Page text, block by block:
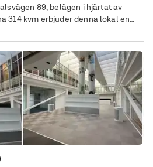
89, belägen i hjärtat av
efter just dina behov.